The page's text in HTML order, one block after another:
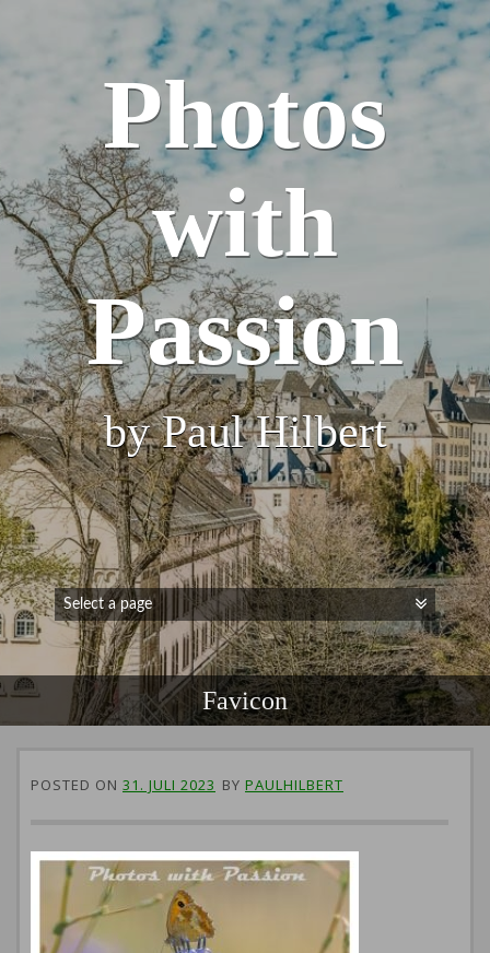
Photos
with
Passion
by Paul Hilbert
Favicon
POSTED ON 31. JULI 2023 BY PAULHILBERT